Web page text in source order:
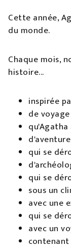
Cette année,
du monde.
Chaque mois,
histoire...
inspirée
de
d'aventure
qui se
qui se
sous un
avec une
qui se
avec un